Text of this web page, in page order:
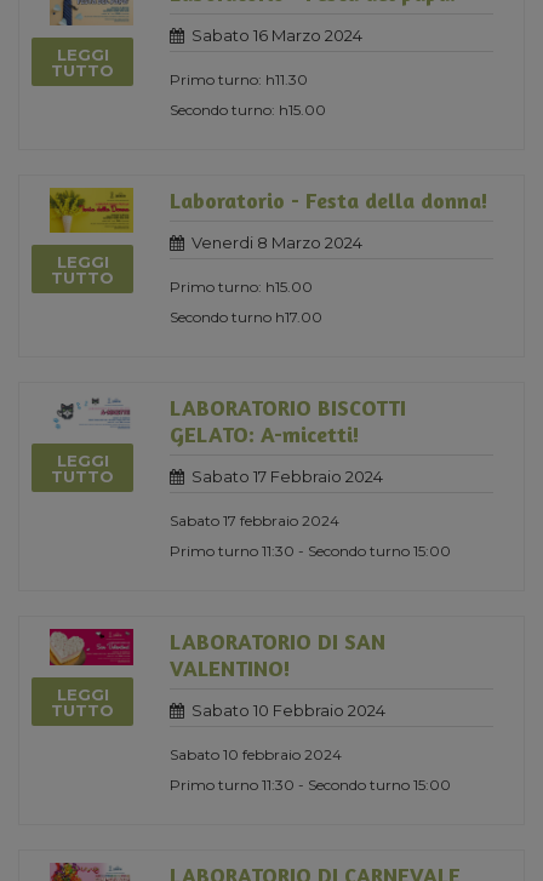
LEGGI
TUTTO
Sabato 16 Marzo 2024
Primo turno: h11.30
Secondo turno: h15.00
LEGGI
TUTTO
Laboratorio - Festa della donna!
Venerdi 8 Marzo 2024
Primo turno: h15.00
Secondo turno h17.00
LEGGI
TUTTO
LABORATORIO BISCOTTI
GELATO: A-micetti!
Sabato 17 Febbraio 2024
Sabato 17 febbraio 2024
Primo turno 11:30 - Secondo turno 15:00
LEGGI
TUTTO
LABORATORIO DI SAN
VALENTINO!
Sabato 10 Febbraio 2024
Sabato 10 febbraio 2024
Primo turno 11:30 - Secondo turno 15:00
LABORATORIO DI CARNEVALE